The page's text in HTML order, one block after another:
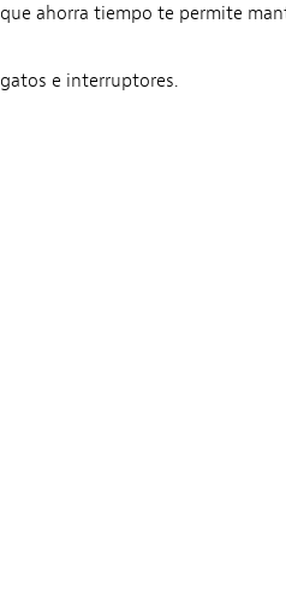
que ahorra tiempo te permite
e interruptores.